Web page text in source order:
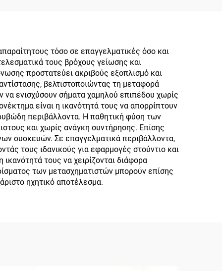
με χαμηλή απώλεια,
είσοδος 110V, πυρήνας
μετασχηματιστή
εξόδου 380V
τόσο σε επαγγελματικές όσο και
τους βρόχους γείωσης και
προστατεύει ακριβούς εξοπλισμό και
βελτιστοποιώντας τη μεταφορά
ενισχύσουν σήματα χαμηλού επιπέδου χωρίς
είναι η ικανότητά τους να απορρίπτουν
περιβάλλοντα. Η παθητική φύση των
και χωρίς ανάγκη συντήρησης. Επίσης
συσκευών. Σε επαγγελματικά περιβάλλοντα,
τους ιδανικούς για εφαρμογές στούντιο και
τους να χειρίζονται διάφορα
των μετασχηματιστών μπορούν επίσης
ηχητικό αποτέλεσμα.